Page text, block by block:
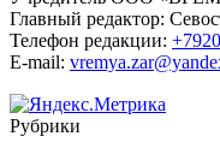
Главный редактор:
Телефон редакции:
E-mail:
Рубрики